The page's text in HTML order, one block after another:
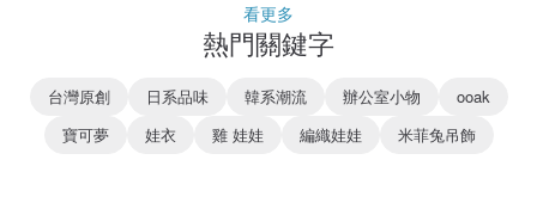
看更多
熱門關鍵字
台灣原創 日系品味 韓系潮流 辦公室小物
ooak
寶可夢
娃衣 雞 娃娃 編織娃娃 米菲兔吊飾